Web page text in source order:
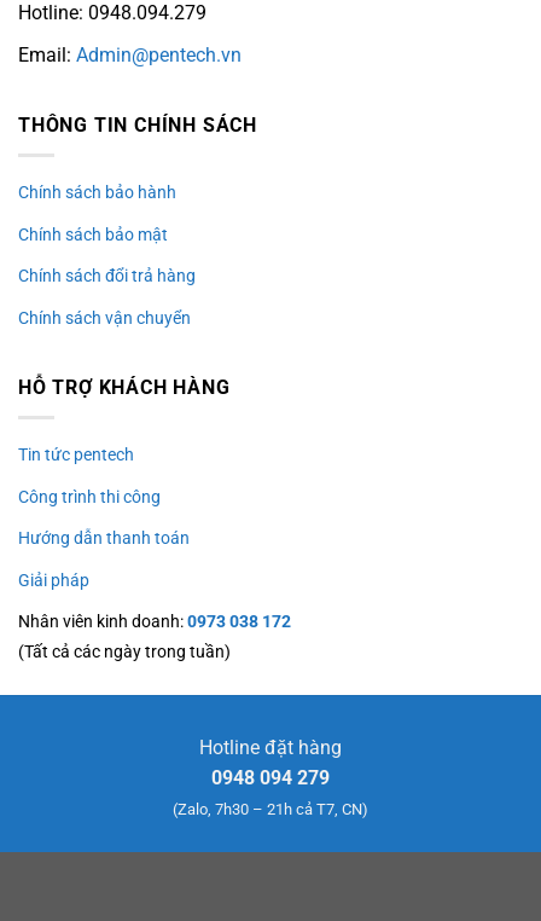
Hotline: 0948.094.279
Email: Admin@pentech.vn
THÔNG TIN CHÍNH SÁCH
Chính sách bảo hành
Chính sách bảo mật
Chính sách đổi trả hàng
Chính sách vận chuyển
HỖ TRỢ KHÁCH HÀNG
Tin tức pentech
Công trình thi công
Hướng dẫn thanh toán
Giải pháp
Nhân viên kinh doanh:0973 038 172
(Tất cả các ngày trong tuần)
Hotline đặt hàng
0948 094 279
(Zalo, 7h30 – 21h cả T7, CN)